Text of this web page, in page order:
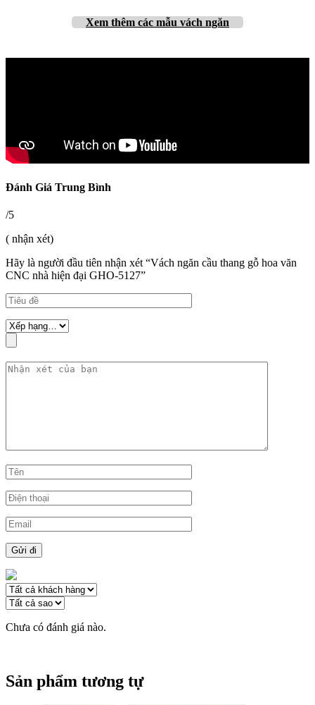
Xem thêm các mẫu vách ngăn
Đánh Giá Trung Bình
/5
( nhận xét)
Hãy là người đầu tiên nhận xét “Vách ngăn cầu thang gỗ hoa văn
CNC nhà hiện đại GHO-5127”
Chưa có đánh giá nào.
Sản phẩm tương tự